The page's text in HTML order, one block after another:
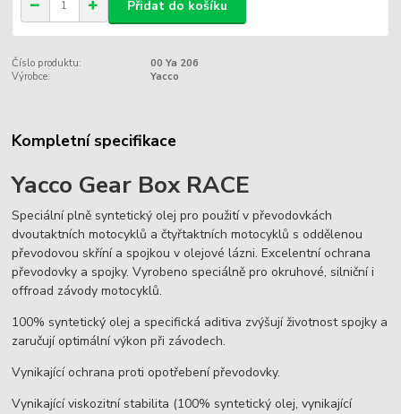
Přidat do košíku
Číslo produktu:
00 Ya 206
Výrobce:
Yacco
Kompletní specifikace
Yacco Gear Box RACE
Speciální plně syntetický olej pro použití v převodovkách
dvoutaktních motocyklů a čtyřtaktních motocyklů s oddělenou
převodovou skříní a spojkou v olejové lázni. Excelentní ochrana
převodovky a spojky. Vyrobeno speciálně pro okruhové, silniční i
offroad závody motocyklů.
100% syntetický olej a specifická aditiva zvýšují životnost spojky a
zaručují optimální výkon při závodech.
Vynikající ochrana proti opotřebení převodovky.
Vynikající viskozitní stabilita (100% syntetický olej, vynikající